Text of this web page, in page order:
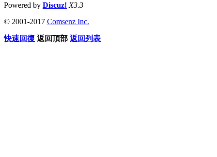
Powered by Discuz! X3.3
© 2001-2017 Comsenz Inc.
快速回復 返回頂部 返回列表